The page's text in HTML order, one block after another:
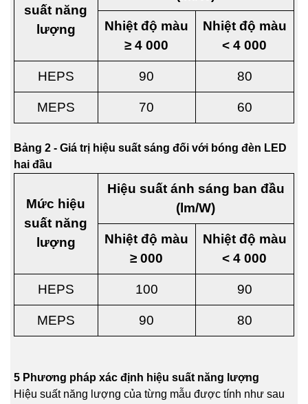
suất năng
lượng
Nhiệt độ màu
≥ 4 000
Nhiệt độ màu
< 4 000
HEPS 90 80
MEPS 70 60
Bảng 2 - Giá trị hiệu suất sáng đối với bóng đèn LED
hai đầu
Mức hiệu
suất năng
lượng
Hiệu suất ánh sáng ban đầu
(lm/W)
Nhiệt độ màu
≥ 000
Nhiệt độ màu
< 4 000
HEPS 100 90
MEPS 90 80
5 Phương pháp xác định hiệu suất năng lượng
Hiệu suất năng lượng của từng mẫu được tính như sau